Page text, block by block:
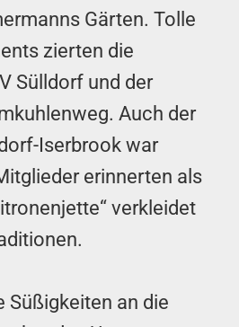
Gärten. Tolle
zierten die
Sülldorf und der
Auch der
Iserbrook war
erinnerten als
verkleidet
Süßigkeiten an die